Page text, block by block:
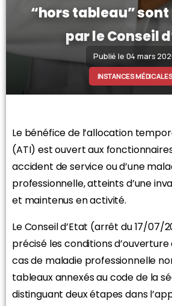
“hors tableau”
par le Conseil
Publié le 04 mars
INSTANCES MÉDICALES
Le bénéfice de l’allocation
(ATI) est ouvert aux
accident de service ou d’une
professionnelle, atteints d’une
et maintenus en activité.
Le Conseil d’Etat (arrêt du 17/07/
précisé les conditions d’ouverture
cas de maladie professionnelle
tableaux annexés au code de la
distinguant deux étapes dans